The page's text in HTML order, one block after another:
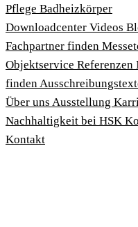
Pflege Badheizkörper
Download­center Videos
Fachpartner finden
Objektservice Referenzen
finden
Über uns Ausstellung
Nachhaltigkeit bei HSK
Kontakt